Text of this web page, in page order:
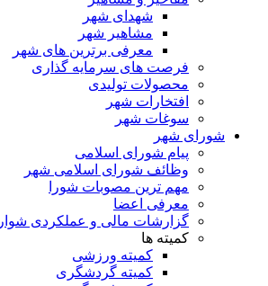
شهدای شهر
مشاهیر شهر
معرفی برترین های شهر
فرصت های سرمایه گذاری
محصولات تولیدی
افتخارات شهر
سوغات شهر
شورای شهر
پیام شورای اسلامی
وظائف شورای اسلامی شهر
مهم ترین مصوبات شورا
معرفی اعضا
گزارشات مالی و عملکردی شوارا
کمیته ها
کمیته ورزشی
کمیته گردشگری